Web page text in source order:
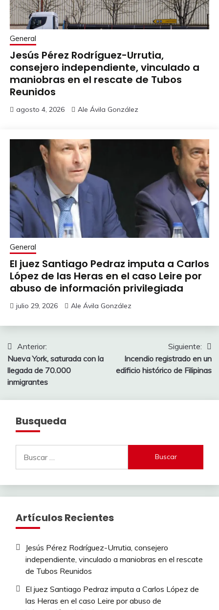
General
Jesús Pérez Rodríguez-Urrutia,
consejero independiente, vinculado a
maniobras en el rescate de Tubos
Reunidos
agosto 4, 2026 Ale Ávila González
General
El juez Santiago Pedraz imputa a Carlos
López de las Heras en el caso Leire por
abuso de información privilegiada
julio 29, 2026 Ale Ávila González
Navegación
de
entradas
Anterior:
Nueva York, saturada con la
llegada de 70.000
inmigrantes
Siguiente:
Incendio registrado en un
edificio histórico de Filipinas
Busqueda
Artículos Recientes
Jesús Pérez Rodríguez-Urrutia, consejero
independiente, vinculado a maniobras en el rescate
de Tubos Reunidos
El juez Santiago Pedraz imputa a Carlos López de
las Heras en el caso Leire por abuso de